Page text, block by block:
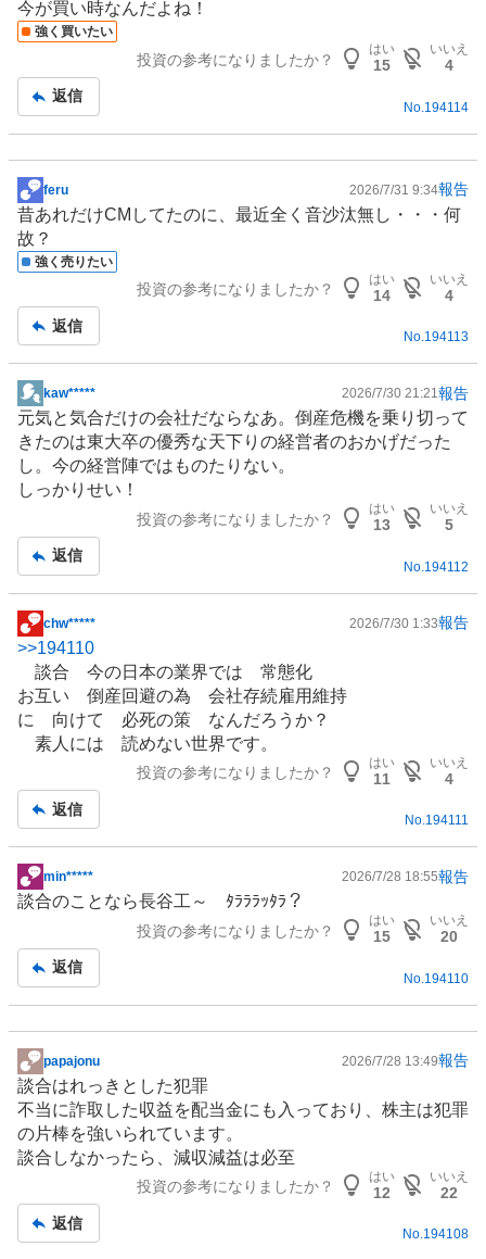
示
板
今が買い時なんだよね！
強く買いたい
投資の参考になりましたか？
はい
15
いいえ
4
返信
No. 194114
掲
示
板
記
feru 2026/7/31 9:34報告
昔あれだけCMしてたのに、最近全く音沙汰無し・・・何
故？
強く売りたい
投資の参考になりましたか？
はい
14
いいえ
4
返信
No.194113
掲
示
板
記
事
kaw***** 2026/7/30 21:21報告
元気と気合だけの会社だならなあ。倒産危機を乗り切って
きたのは東大卒の優秀な天下りの経営者のおかげだった
し。今の経営陣ではものたりない。
しっかりせい！
投資の参考になりましたか？
はい
13
いいえ
5
返信
No. 194112
掲
示
記
事
chw***** 2026/7/30 1:33報告
>>194110
談合 今の日本の業界では 常態化
お互い 倒産回避の為 会社存続雇用維持
に 向けて 必死の策 なんだろうか？
素人には 読めない世界です。
投資の参考になりましたか？
はい
11
いいえ
4
返信
No.194111
掲
示
事
min***** 2026/7/28 18:55報告
談合のことなら長谷工～ ﾀﾗﾗﾗｯﾀﾗ？
投資の参考になりましたか？
はい
15
いいえ
20
返信
No. 194110
掲
示
板
記
事
papajonu 2026/7/28 13:49報告
談合はれっきとした犯罪
不当に詐取した収益を配当金にも入っており、株主は犯罪
の片棒を強いられています。
談合しなかったら、減収減益は必至
投資の参考になりましたか？
はい
12
いいえ
22
返信
No.194108